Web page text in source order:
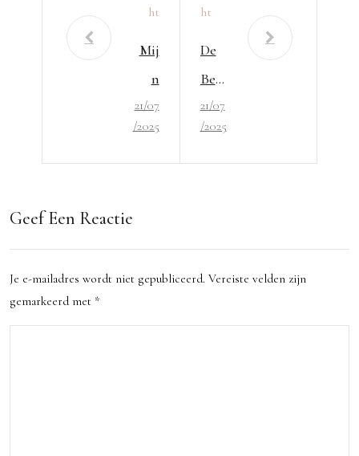
Ht
Mij
n
Reis
naar
Bre
Kies
je
21/07
/2025
Ht
De
Best
e
Vluc
ht
voor
een
21/07
/2025
Geef Een Reactie
Je e-mailadres wordt niet gepubliceerd. Vereiste velden zijn
gemarkeerd met *